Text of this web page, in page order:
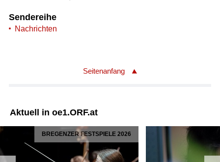
Sendereihe
Nachrichten
Seitenanfang
Aktuell in oe1.ORF.at
BREGENZER FESTSPIELE 2026